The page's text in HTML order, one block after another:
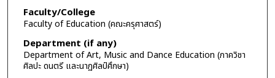
Faculty/College
Faculty of Education (คณะครุศาสตร์)
Department (if any)
Department of Art, Music and Dance Education (ภาควิชา
ศิลปะ ดนตรี และนาฏศิลป์ศึกษา)